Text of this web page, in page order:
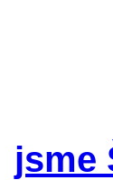
jsme